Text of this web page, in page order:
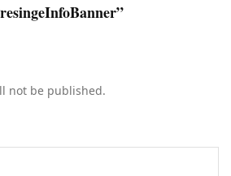
not be published.